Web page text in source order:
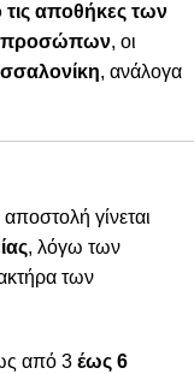
αποθήκες των
, οι
, ανάλογα
γίνεται
, λόγω των
των
από 3 έως 6